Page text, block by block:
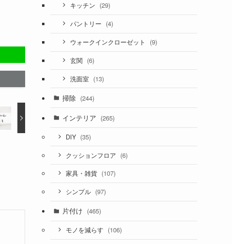
キッチン (29)
パントリー (4)
ウォークインクローゼット (9)
玄関 (6)
洗面室 (13)
掃除 (244)
インテリア (265)
DIY (35)
クッションフロア (6)
家具・雑貨 (107)
シンプル (97)
片付け (465)
モノを減らす (106)